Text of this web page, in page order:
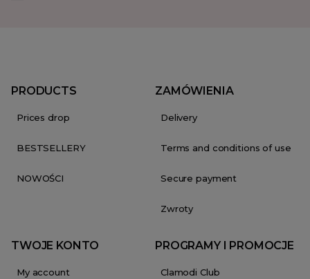
PRODUCTS
Prices drop
BESTSELLERY
NOWOŚCI
ZAMÓWIENIA
Delivery
Terms and conditions of use
Secure payment
Zwroty
TWOJE KONTO
My account
PROGRAMY I PROMOCJE
Clamodi Club